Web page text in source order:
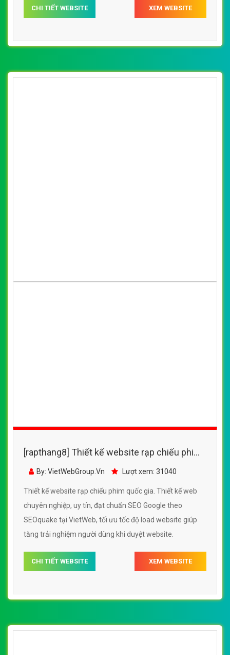
CHI TIẾT WEBSITE XEM WEBSITE
[rapthang8] Thiết kế website rạp chiếu phim
quốc gia đẹp SEO nhanh hiệu quả
By: VietWebGroup.Vn Lượt xem: 31040
Thiết kế website rạp chiếu phim quốc gia. Thiết kế web
chuyên nghiệp, uy tín, đạt chuẩn SEO Google theo
SEOquake tại VietWeb, tối ưu tốc độ load website giúp
tăng trải nghiệm người dùng khi duyệt website.
CHI TIẾT WEBSITE XEM WEBSITE